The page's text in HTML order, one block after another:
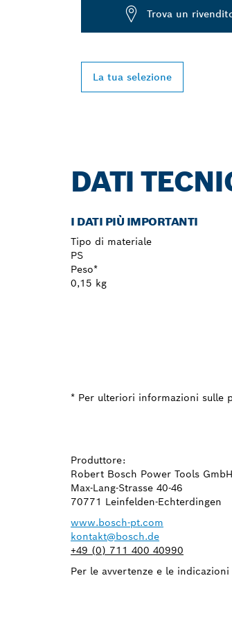
Trova un
La tua selezione
DATI
I DATI PIÙ IMPORTANTI
Tipo di materiale
PS
Peso*
0,15 kg
* Per ulteriori informazioni sulle
Produttore:
Robert Bosch Power Tools GmbH
Max-Lang-Strasse 40-46
70771 Leinfelden-Echterdingen
www.bosch-pt.com
kontakt@bosch.de
+49 (0) 711 400 40990
Per le avvertenze e le